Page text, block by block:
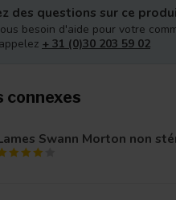
des questions sur ce
besoin d'aide pour votre
+ 31 (0)30 203 59 02
connexes
Swann Morton non